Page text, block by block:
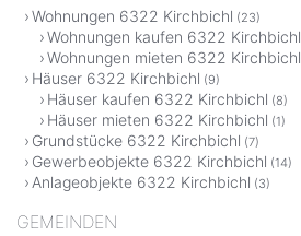
Wohnungen 6322 Kirchbichl (23)
Wohnungen kaufen 6322 Kirchbichl
Wohnungen mieten 6322 Kirchbichl
Häuser 6322 Kirchbichl (9)
Häuser kaufen 6322 Kirchbichl (8)
Häuser mieten 6322 Kirchbichl (1)
Grundstücke 6322 Kirchbichl (7)
Gewerbeobjekte 6322 Kirchbichl (14)
Anlageobjekte 6322 Kirchbichl (3)
GEMEINDEN